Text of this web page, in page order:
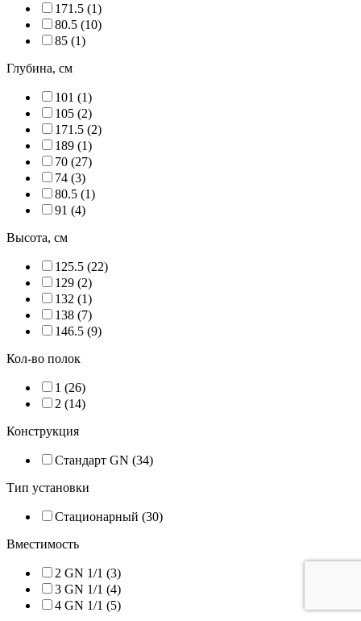
171.5 (1)
80.5 (10)
85 (1)
Глубина, см
101 (1)
105 (2)
171.5 (2)
189 (1)
70 (27)
74 (3)
80.5 (1)
91 (4)
Высота, см
125.5 (22)
129 (2)
132 (1)
138 (7)
146.5 (9)
Кол-во полок
1 (26)
2 (14)
Конструкция
Стандарт GN (34)
Тип установки
Стационарный (30)
Вместимость
2 GN 1/1 (3)
3 GN 1/1 (4)
4 GN 1/1 (5)